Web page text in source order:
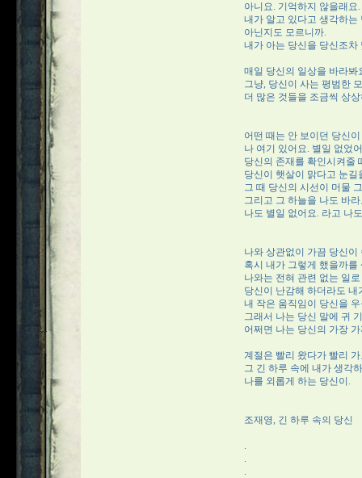
아니요. 기억하지 않을래요.
내가 알고 있다고 생각하
아닌지도 모르니까.
내가 아는 당신을 당신조차
매일 당신의 일상을 바라봐
그냥, 당신이 사는 평범한
더 많은 것들을 조금씩 상
어떤 때는 안 보이던 당신이
나 여기 있어요. 별일 없었
당신의 존재를 확인시켜줄
당신이 햇살이 맑다고 눈
그 때 당신의 시선이 머물
그리고 그 하늘을 나도 바
나도 별일 없어요. 라고 나
나와 상관없이 가끔 당신이
혹시 내가 그렇게 했을까를
나와는 전혀 관련 없는 일로
당신이 난감해 하더라도
내 작은 움직임이 당신을
그래서 나는 당신 말에 귀
어쩌면 나는 당신의 가장
계절은 빨리 왔다가 빨리
그 긴 하루 속에 내가 생각
나를 외롭게 하는 당신이.
조재영, 긴 하루 속의 당신
.
.
.